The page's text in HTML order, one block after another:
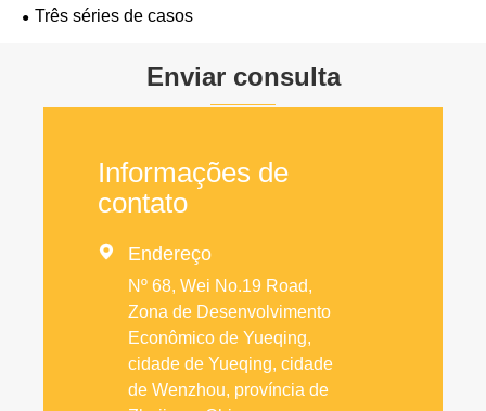
Três séries de casos
Enviar consulta
Informações de
contato
 Endereço
Nº 68, Wei No.19 Road,
Zona de Desenvolvimento
Econômico de Yueqing,
cidade de Yueqing, cidade
de Wenzhou, província de